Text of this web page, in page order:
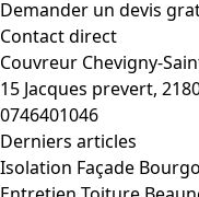
Demander un devis
Contact direct
Couvreur Chevigny-
15 Jacques prevert,
0746401046
Derniers articles
Isolation Façade